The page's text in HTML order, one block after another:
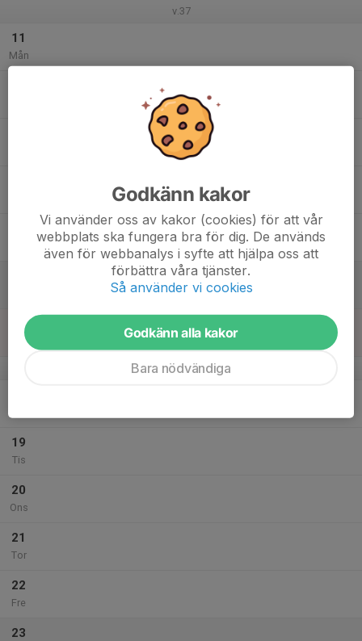
v.37
11
Mån
Träning TALLPARKEN
TALLPARKEN MELLANSEL
Tallparken Mellansel
17
Sön
v.38
Mån
19
Tis
20
Ons
21
Tor
22
Fre
23
Godkänn kakor
Vi använder oss av kakor (cookies) för att vår
webbplats ska fungera bra för dig. De används
även för webbanalys i syfte att hjälpa oss att
förbättra våra tjänster.
Så använder vi cookies
Godkänn alla kakor
Bara nödvändiga